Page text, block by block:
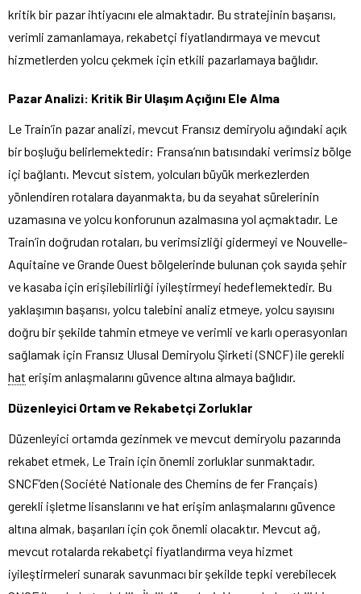
kritik bir pazar ihtiyacını ele almaktadır. Bu stratejinin başarısı,
verimli zamanlamaya, rekabetçi fiyatlandırmaya ve mevcut
hizmetlerden yolcu çekmek için etkili pazarlamaya bağlıdır.
Pazar Analizi: Kritik Bir Ulaşım Açığını Ele Alma
Le Train’in pazar analizi, mevcut Fransız demiryolu ağındaki açık
bir boşluğu belirlemektedir: Fransa’nın batısındaki verimsiz bölge
içi bağlantı. Mevcut sistem, yolcuları büyük merkezlerden
yönlendiren rotalara dayanmakta, bu da seyahat sürelerinin
uzamasına ve yolcu konforunun azalmasına yol açmaktadır. Le
Train’in doğrudan rotaları, bu verimsizliği gidermeyi ve Nouvelle-
Aquitaine ve Grande Ouest bölgelerinde bulunan çok sayıda şehir
ve kasaba için erişilebilirliği iyileştirmeyi hedeflemektedir. Bu
yaklaşımın başarısı, yolcu talebini analiz etmeye, yolcu sayısını
doğru bir şekilde tahmin etmeye ve verimli ve karlı operasyonları
sağlamak için Fransız Ulusal Demiryolu Şirketi (SNCF) ile gerekli
hat erişim anlaşmalarını güvence altına almaya bağlıdır.
Düzenleyici Ortam ve Rekabetçi Zorluklar
Düzenleyici ortamda gezinmek ve mevcut demiryolu pazarında
rekabet etmek, Le Train için önemli zorluklar sunmaktadır.
SNCF’den (Société Nationale des Chemins de fer Français)
gerekli işletme lisanslarını ve hat erişim anlaşmalarını güvence
altına almak, başarıları için çok önemli olacaktır. Mevcut ağ,
mevcut rotalarda rekabetçi fiyatlandırma veya hizmet
iyileştirmeleri sunarak savunmacı bir şekilde tepki verebilecek